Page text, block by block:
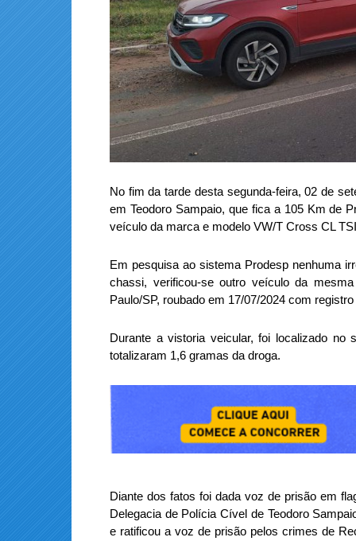
No fim da tarde desta segunda-feira, 02 de
em Teodoro Sampaio, que fica a 105 Km de
veículo da marca e modelo VW/T Cross CL
Em pesquisa ao sistema Prodesp nenhuma
chassi, verificou-se outro veículo da
Paulo/SP, roubado em 17/07/2024 com
Durante a vistoria veicular, foi localizado no
totalizaram 1,6 gramas da droga.
Diante dos fatos foi dada voz de prisão em
Delegacia de Polícia Cível de Teodoro
e ratificou a voz de prisão pelos crimes de